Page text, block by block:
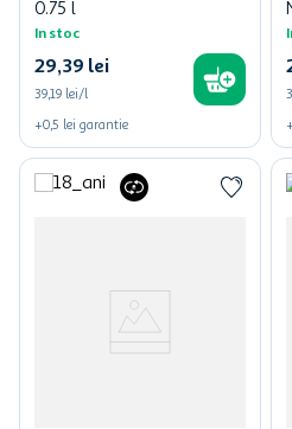
0.75 l
In stoc
29,39 lei
39,19 lei/l
+0,5 lei garantie +